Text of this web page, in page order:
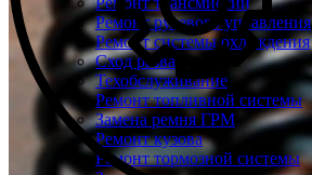
Ремонт рулевого управления
Ремонт системы охлаждения
Сход развал
Техобслуживание
Ремонт топливной системы
Замена ремня ГРМ
Ремонт кузова
Ремонт тормозной системы